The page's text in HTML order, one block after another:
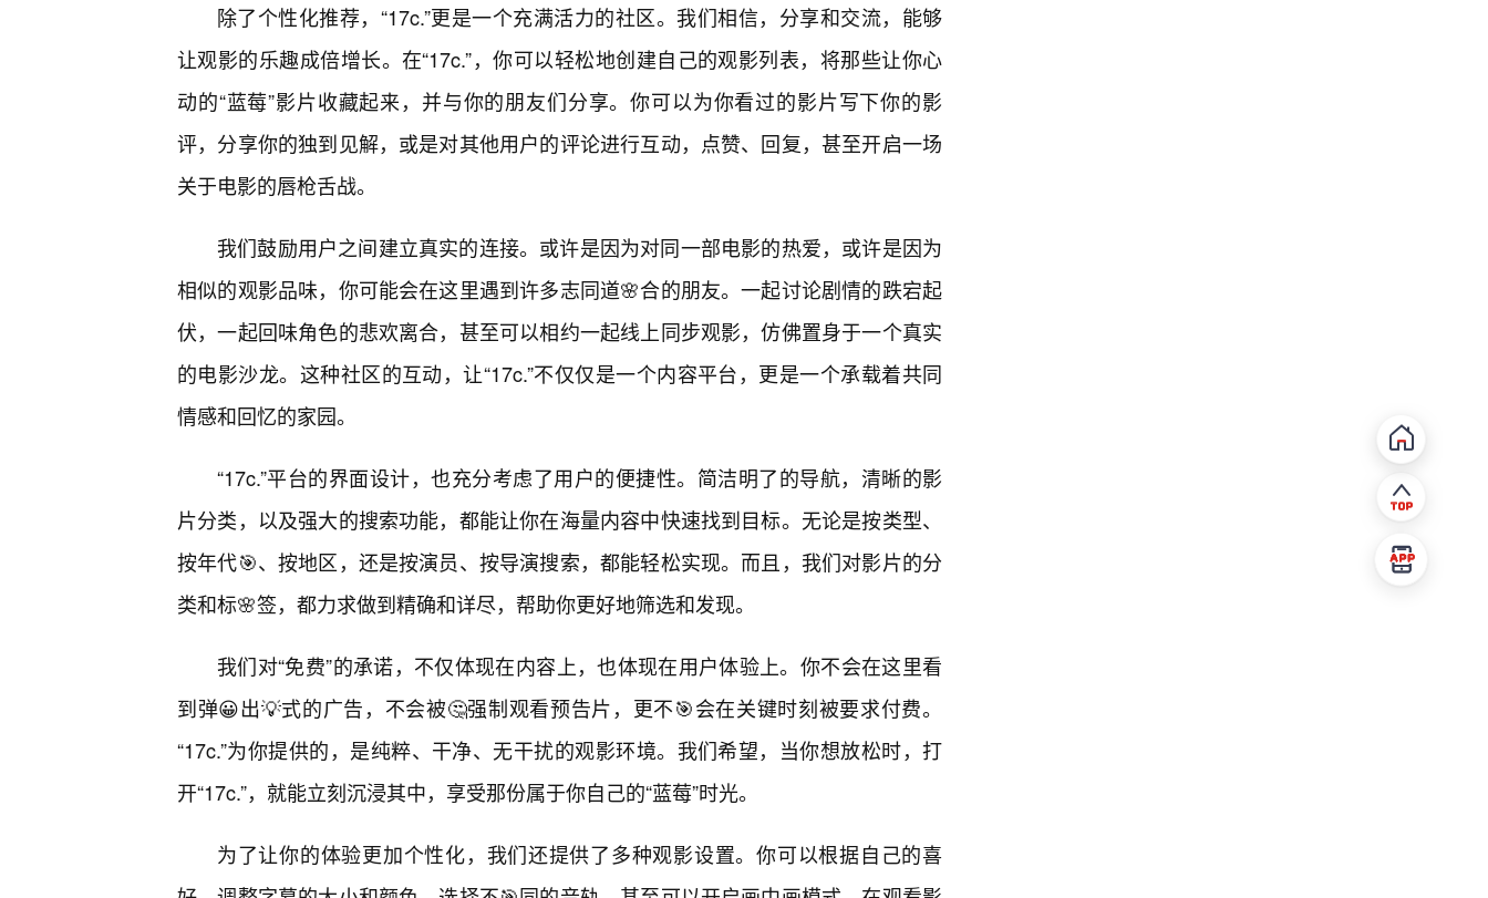
除了个性化推荐，“17c.”更是一个充满活力的社区。我们相信，分享和交流，能够
让观影的乐趣成倍增长。在“17c.”，你可以轻松地创建自己的观影列表，将那些让你心
动的“蓝莓”影片收藏起来，并与你的朋友们分享。你可以为你看过的影片写下你的影
评，分享你的独到见解，或是对其他用户的评论进行互动，点赞、回复，甚至开启一场
关于电影的唇枪舌战。
我们鼓励用户之间建立真实的连接。或许是因为对同一部电影的热爱，或许是因为
相似的观影品味，你可能会在这里遇到许多志同道🌸合的朋友。一起讨论剧情的跌宕起
伏，一起回味角色的悲欢离合，甚至可以相约一起线上同步观影，仿佛置身于一个真实
的电影沙龙。这种社区的互动，让“17c.”不仅仅是一个内容平台，更是一个承载着共同
情感和回忆的家园。
“17c.”平台的界面设计，也充分考虑了用户的便捷性。简洁明了的导航，清晰的影
片分类，以及强大的搜索功能，都能让你在海量内容中快速找到目标。无论是按类型、
按年代🎯、按地区，还是按演员、按导演搜索，都能轻松实现。而且，我们对影片的分
类和标🌸签，都力求做到精确和详尽，帮助你更好地筛选和发现。
我们对“免费”的承诺，不仅体现在内容上，也体现在用户体验上。你不会在这里看
到弹😀出💡式的广告，不会被🤔强制观看预告片，更不🎯会在关键时刻被要求付费。
“17c.”为你提供的，是纯粹、干净、无干扰的观影环境。我们希望，当你想放松时，打
开“17c.”，就能立刻沉浸其中，享受那份属于你自己的“蓝莓”时光。
为了让你的体验更加个性化，我们还提供了多种观影设置。你可以根据自己的喜